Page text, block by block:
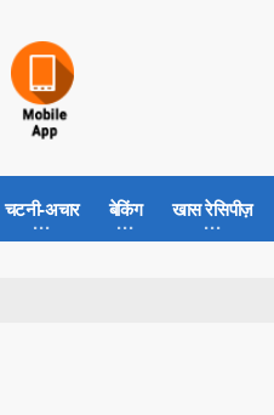
चटनी-अचार बेकिंग खास रेसिपीज़